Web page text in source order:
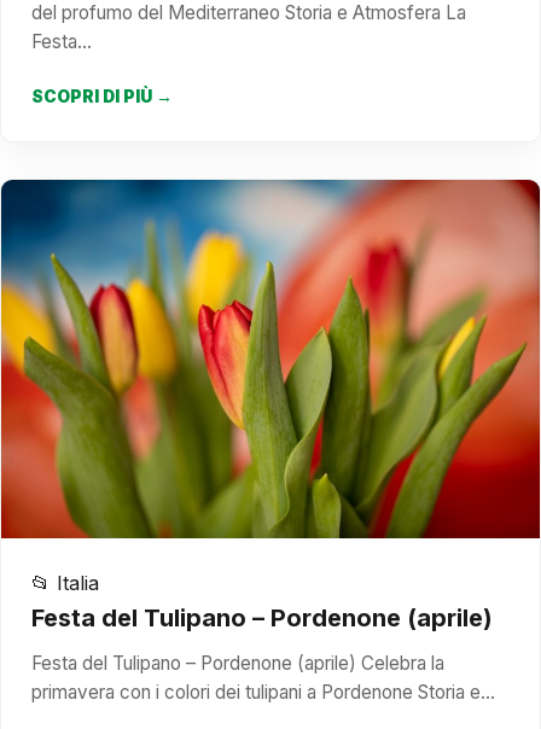
del profumo del Mediterraneo Storia e Atmosfera La
Festa…
SCOPRI DI PIÙ →
📂 Italia
Festa del Tulipano – Pordenone (aprile)
Festa del Tulipano – Pordenone (aprile) Celebra la
primavera con i colori dei tulipani a Pordenone Storia e…